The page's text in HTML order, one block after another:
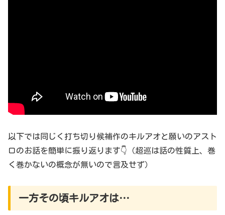
以下では同じく打ち切り候補作のキルアオと願いのアスト
ロのお話を簡単に振り返ります👇（超巡は話の性質上、巻
く巻かないの概念が無いので言及せず）
一方その頃キルアオは…